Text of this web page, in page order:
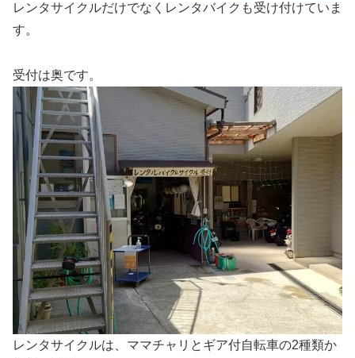
レンタサイクルだけでなくレンタバイクも受け付けていま
す。
受付は奥です。
レンタサイクルは、ママチャリとギア付自転車の2種類か